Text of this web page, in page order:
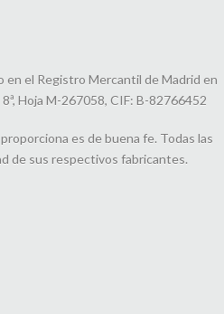
en el Registro Mercantil de Madrid en
Hoja M-267058, CIF: B-82766452
es de buena fe. Todas las
de sus respectivos fabricantes.